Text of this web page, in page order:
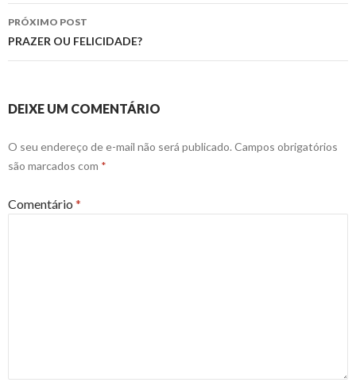
posts
PRÓXIMO POST
PRAZER OU FELICIDADE?
DEIXE UM COMENTÁRIO
O seu endereço de e-mail não será publicado. Campos obrigatórios
são marcados com *
Comentário *